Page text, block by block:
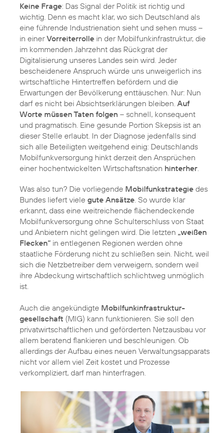
Keine Frage: Das Signal der Politik ist richtig und
wichtig. Denn es macht klar, wo sich Deutschland als
eine führende Industrienation sieht und sehen muss –
in einerVorreiterrolle in der Mobilfunkinfrastruktur, die
im kommenden Jahrzehnt das Rückgrat der
Digitalisierung unseres Landes sein wird. Jeder
bescheidenere Anspruch würde uns unweigerlich ins
wirtschaftliche Hintertreffen befördern und die
Erwartungen der Bevölkerung enttäuschen. Nur: Nun
darf es nicht bei Absichtserklärungen bleiben. Auf
Worte müssen Taten folgen – schnell, konsequent
und pragmatisch. Eine gesunde Portion Skepsis ist an
dieser Stelle erlaubt. In der Diagnose jedenfalls sind
sich alle Beteiligten weitgehend einig: Deutschlands
Mobilfunkversorgung hinkt derzeit den Ansprüchen
einer hochentwickelten Wirtschaftsnation hinterher
Was also tun? Die vorliegende Mobilfunkstrategie des
Bundes liefert viele gute Ansätze . So wurde klar
erkannt, dass eine weitreichende flächendeckende
Mobilfunkversorgung ohne Schulterschluss von Staat
und Anbietern nicht gelingen wird. Die letzten „weißen
Flecken“ in entlegenen Regionen werden ohne
staatliche Förderung nicht zu schließen sein. Nicht, weil
sich die Netzbetreiber dem verweigern, sondern weil
ihre Abdeckung wirtschaftlich schlichtweg unmöglich
ist.
Auch die angekündigte Mobilfunk­infrastruktur­
gesellschaft (MIG) kann funktionieren. Sie soll den
privat­wirtschaftlichen und geförderten Netzausbau vor
allem beratend flankieren und beschleunigen. Ob
allerdings der Aufbau eines neuen Verwaltungsapparats
nicht vor allem viel Zeit kostet und Prozesse